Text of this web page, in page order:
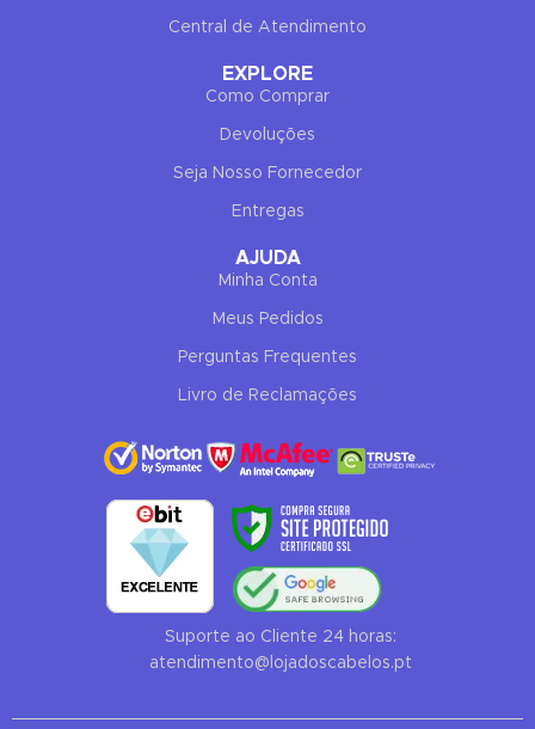
Central de Atendimento
EXPLORE
Como Comprar
Devoluções
Seja Nosso Fornecedor
Entregas
AJUDA
Minha Conta
Meus Pedidos
Perguntas Frequentes
Livro de Reclamações
Suporte ao Cliente 24 horas:
atendimento@lojadoscabelos.pt
Hello! To get started, please share your
name and email 😊
Name
Email
CONTINUE →